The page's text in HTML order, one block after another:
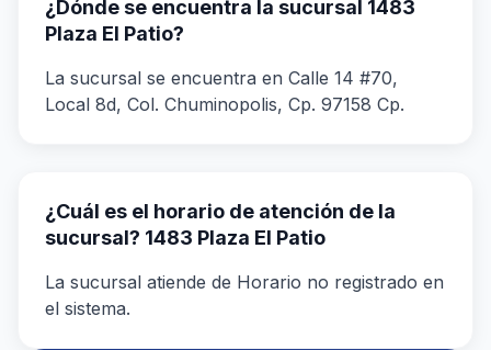
¿Dónde se encuentra la sucursal 1483
Plaza El Patio?
La sucursal se encuentra en Calle 14 #70,
Local 8d, Col. Chuminopolis, Cp. 97158 Cp.
¿Cuál es el horario de atención de la
sucursal? 1483 Plaza El Patio
La sucursal atiende de Horario no registrado en
el sistema.